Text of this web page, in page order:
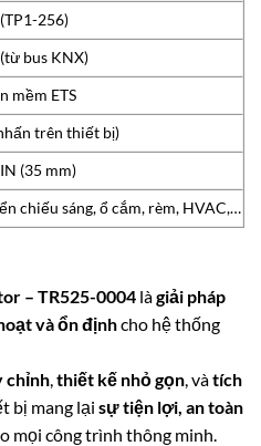
256)
bus KNX)
mềm ETS
trên thiết bị)
(35 mm)
chiếu sáng, ổ cắm, rèm, HVAC,…
– TR525-0004 làgiải pháp
và ổn địnhcho hệ thống
chỉnh thiết kế nhỏ gọn , vàtích
bị mang lại sự tiện lợi, an toàn
mọi công trình thông minh.